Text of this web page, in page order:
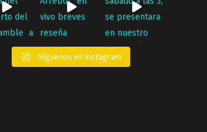
Síguenos en Instagram